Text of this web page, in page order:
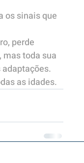
os sinais que
perde
mas toda sua
as idades.